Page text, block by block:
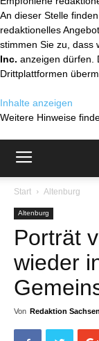
An dieser Stelle
redaktionelles
stimmen Sie zu, dass
Inc. anzeigen dürfen.
Drittplattformen
Inhalte anzeigen
Weitere Hinweise
Start Altenburg
Altenburg
Porträt
wieder
Von Redaktion